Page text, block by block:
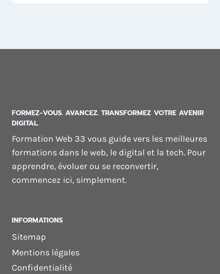
FORMEZ-VOUS. AVANCEZ. TRANSFORMEZ VOTRE AVENIR
DIGITAL.
Formation Web 33 vous guide vers les meilleures
formations dans le web, le digital et la tech. Pour
apprendre, évoluer ou se reconvertir,
commencez ici, simplement.
INFORMATIONS
Sitemap
Mentions légales
Confidentialité